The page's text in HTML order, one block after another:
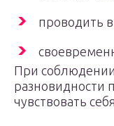
проводить
При
разновидности
чувствовать